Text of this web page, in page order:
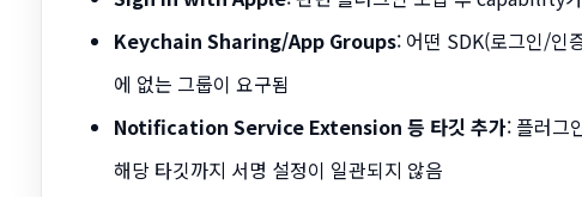
Keychain Sharing/App Groups: 어떤 SDK(로그인/
에 없는 그룹이 요구됨
Notification Service Extension 등 타깃 추가: 플러그
해당 타깃까지 서명 설정이 일관되지 않음